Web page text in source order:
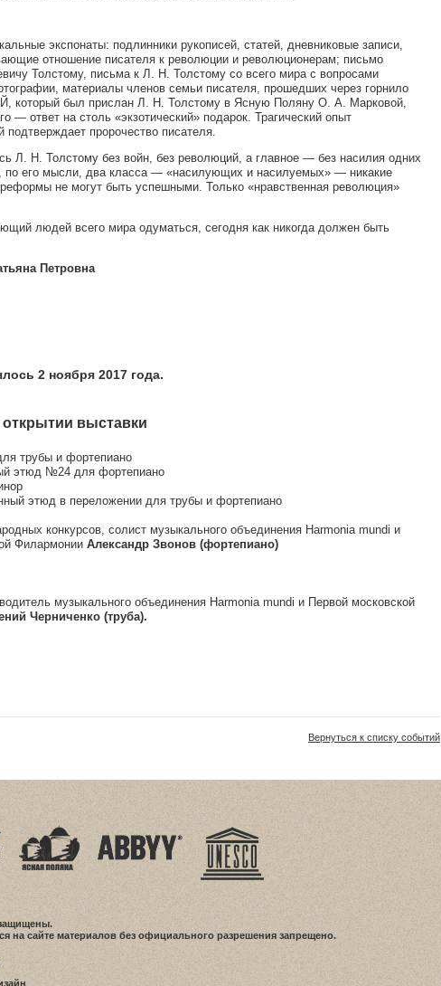
экспонаты: подлинники рукописей, статей, дневниковые записи,
отношение писателя к революции и революционерам; письмо
Толстому, письма к Л. Н. Толстому со всего мира с вопросами
материалы членов семьи писателя, прошедших через горнило
был прислан Л. Н. Толстому в Ясную Поляну О. А. Марковой,
— ответ на столь «экзотический» подарок. Трагический опыт
пророчество писателя.
Л. Н. Толстому без войн, без революций, а главное — без насилия одних
по его мысли, два класса — «насилующих и насилуемых» — никакие
реформы не могут быть успешными. Только «нравственная революция»
людей всего мира одуматься, сегодня как никогда должен быть
Петровна
2 ноября 2017 года.
выставки
трубы и фортепиано
этюд №24 для фортепиано
этюд в переложении для трубы и фортепиано
конкурсов, солист музыкального объединения Harmonia mundi и
Филармонии Александр Звонов (фортепиано)
музыкального объединения Harmonia mundi и Первой московской
Черниченко (труба).
Вернуться к списку событий
на сайте материалов без официального разрешения запрещено.